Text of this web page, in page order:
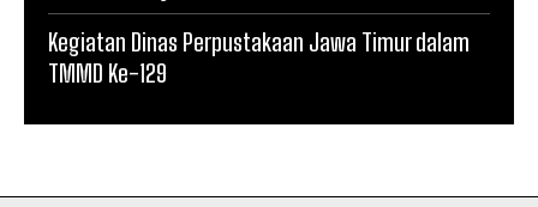
Kegiatan Dinas Perpustakaan Jawa Timur dalam
TMMD Ke-129